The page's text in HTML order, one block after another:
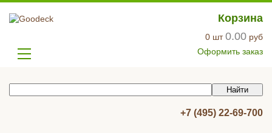
Корзина
0 шт0.00 руб
Оформить заказ
+7 (495) 22-69-700